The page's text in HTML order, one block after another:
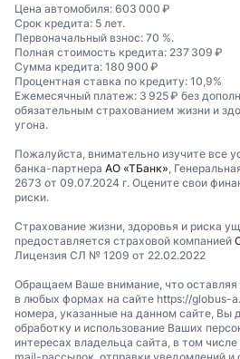
Цена автомобиля: 603 000 ₽
Срок кредита: 5 лет.
Первоначальный взнос: 70 %.
Полная стоимость кредита: 237 309 ₽
Сумма кредита: 180 900 ₽
Процентная ставка по кредиту: 10,9%
Ежемесячный платеж: 3 925 ₽ без
обязательным страхованием жизни и
угона.
Пожалуйста, внимательно изучите все
банка-партнера АО «ТБанк» ,
2673 от 09.07.2024 г. Оцените свои
риски.
Страхование жизни, здоровья и риска
предоставляется страховой компанией
Лицензия СЛ № 1209 от 22.02.2022
Обращаем Ваше внимание, что
в любых формах на сайте https://globus-
номера, указанные на данном сайте, Вы
обработку и использование Ваших
интересах владельца сайта, в том